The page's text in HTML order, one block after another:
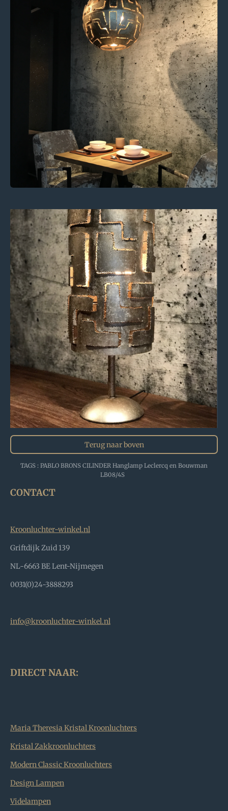
Terug naar boven
TAGS : PABLO BRONS CILINDER Hanglamp Leclercq en Bouwman
LB08/4S
CONTACT
Kroonluchter-winkel.nl
Griftdijk Zuid 139
NL-6663 BE Lent-Nijmegen
0031(0)24-3888293
info@kroonluchter-winkel.nl
DIRECT NAAR:
Maria Theresia Kristal Kroonluchters
Kristal Zakkroonluchters
Modern Classic Kroonluchters
Design Lampen
Videlampen